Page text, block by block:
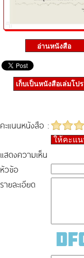
เก็บเป็นหนังสือเล่มโป
คะแนนหนังสือ :
ให้คะแ
แสดงความเห็น
หัวข้อ
รายละเอียด